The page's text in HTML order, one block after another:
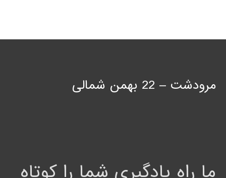
مرودشت – 22 بهمن شمالی
ما راه یادگیری شما را کوتاه